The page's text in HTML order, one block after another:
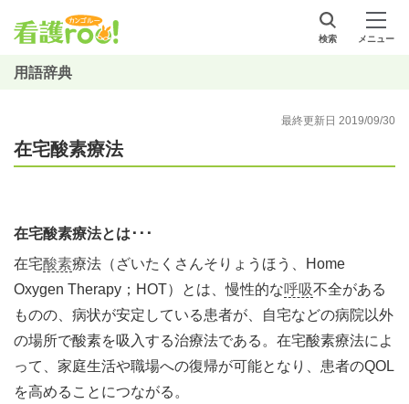
検索 メニュー
用語辞典
最終更新日 2019/09/30
在宅酸素療法
在宅酸素療法とは･･･
在宅酸素療法（ざいたくさんそりょうほう、Home
Oxygen Therapy；HOT）とは、慢性的な呼吸不全がある
ものの、病状が安定している患者が、自宅などの病院以外
の場所で酸素を吸入する治療法である。在宅酸素療法によ
って、家庭生活や職場への復帰が可能となり、患者のQOL
を高めることにつながる。